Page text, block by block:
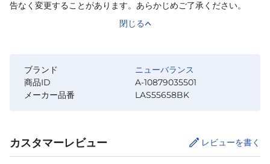
告なく変更することがあります。あらかじめご了承ください。
閉じる
ブランド
ニューバランス
商品ID
A-10879035501
メーカー品番
LAS55658BK
カスタマーレビュー レビューを書く